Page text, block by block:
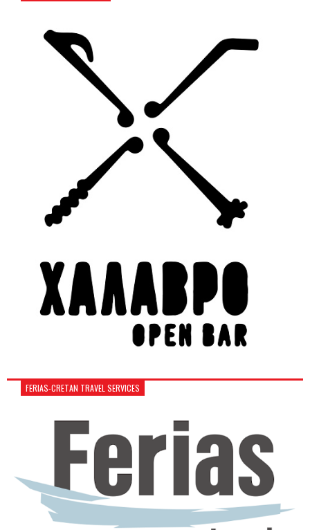
FERIAS-CRETAN TRAVEL SERVICES